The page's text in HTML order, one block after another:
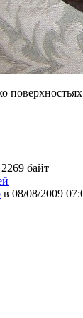
2269 байт
в 08/08/2009